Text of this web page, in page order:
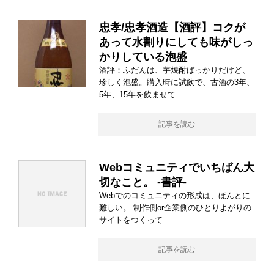
忠孝/忠孝酒造【酒評】コクが
あって水割りにしても味がしっ
かりしている泡盛
酒評：ふだんは、芋焼酎ばっかりだけど、
珍しく泡盛。購入時に試飲で、古酒の3年、
5年、15年を飲ませて
記事を読む
Webコミュニティでいちばん大
切なこと。 -書評-
Webでのコミュニティの形成は、ほんとに
難しい。 制作側or企業側のひとりよがりの
サイトをつくって
記事を読む